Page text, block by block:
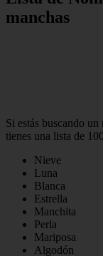
manchas
Si estás buscando
tienes una lista de
Nieve
Luna
Blanca
Estrella
Manchita
Perla
Mariposa
Algodón